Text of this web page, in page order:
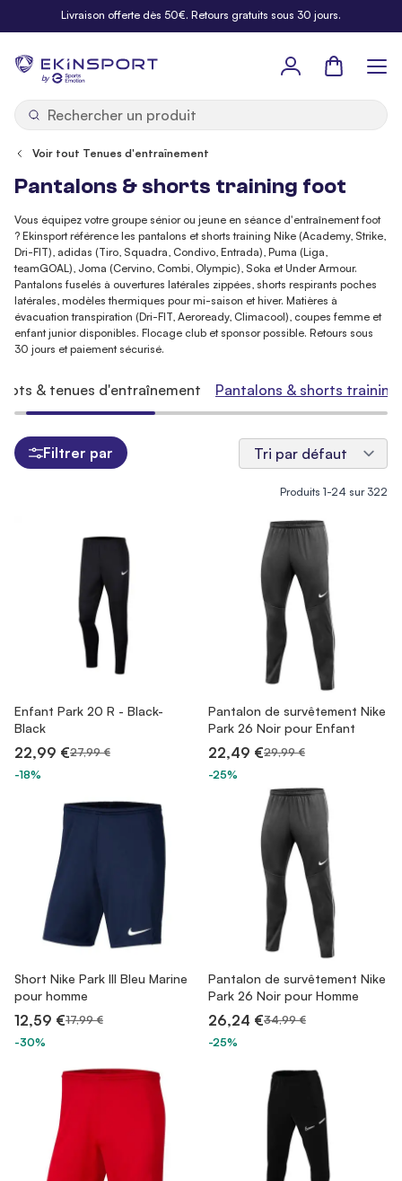
Allez au contenuLivraison offerte dès 50€. Retours gratuits sous 30 jours.
by
Panier
Voir tout Tenues d'entraînement
Pantalons & shorts training foot
Vous équipez votre groupe sénior ou jeune en séance d'entraînement foot
? Ekinsport référence les pantalons et shorts training Nike (Academy, Strike,
Dri-FIT), adidas (Tiro, Squadra, Condivo, Entrada), Puma (Liga,
teamGOAL), Joma (Cervino, Combi, Olympic), Soka et Under Armour.
Pantalons fuselés à ouvertures latérales zippées, shorts respirants poches
latérales, modèles thermiques pour mi-saison et hiver. Matières à
évacuation transpiration (Dri-FIT, Aeroready, Climacool), coupes femme et
enfant junior disponibles. Flocage club et sponsor possible. Retours sous
30 jours et paiement sécurisé.
Produits 1-24 sur 322
Enfant Park 20 R - Black-
Black
22,99 €27,99 €
-18%
Pantalon de survêtement Nike
Park 26 Noir pour Enfant
22,49 €29,99 €
-25%
Short Nike Park III Bleu Marine
pour homme
12,59 €17,99 €
-30%
Pantalon de survêtement Nike
Park 26 Noir pour Homme
26,24 €34,99 €
-25%
& tenues d'entraînement Pantalons & shorts training
Filtrer par